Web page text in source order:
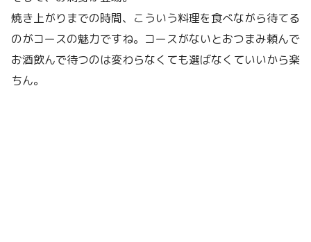
焼き上がりまでの時間、こういう料理を食べながら待てる
のがコースの魅力ですね。コースがないとおつまみ頼んで
お酒飲んで待つのは変わらなくても選ばなくていいから楽
ちん。